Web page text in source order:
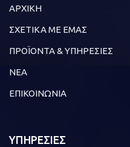
ΑΡΧΙΚΗ
ΣΧΕΤΙΚΑ ΜΕ ΕΜΑΣ
ΠΡΟΪΟΝΤΑ & ΥΠΗΡΕΣΙΕΣ
ΝΕΑ
ΕΠΙΚΟΙΝΩΝΙΑ
ΥΠΗΡΕΣΙΕΣ